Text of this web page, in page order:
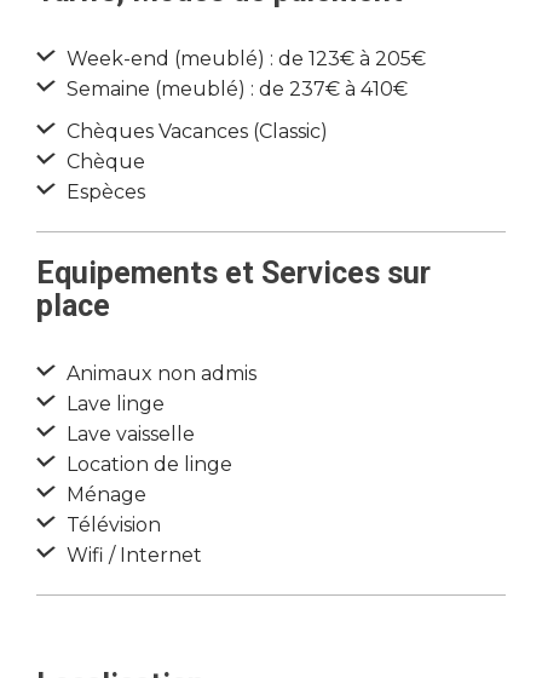
Week-end (meublé) : de 123€ à 205€
Semaine (meublé) : de 237€ à 410€
Chèques Vacances (Classic)
Chèque
Espèces
Equipements et Services sur
place
Animaux non admis
Lave linge
Lave vaisselle
Location de linge
Ménage
Télévision
Wifi / Internet